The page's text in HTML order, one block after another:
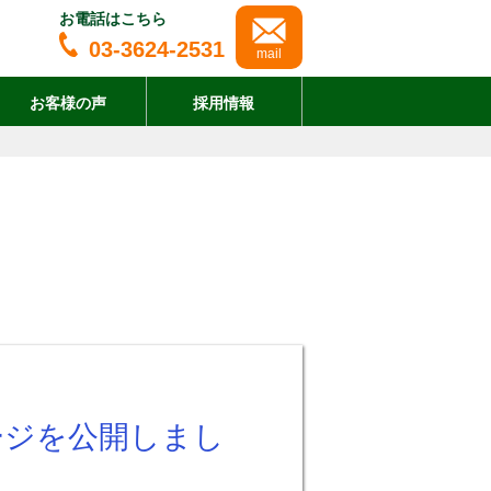
お電話はこちら
03-3624-2531 mail
お客様の声 採用情報
を公開しまし